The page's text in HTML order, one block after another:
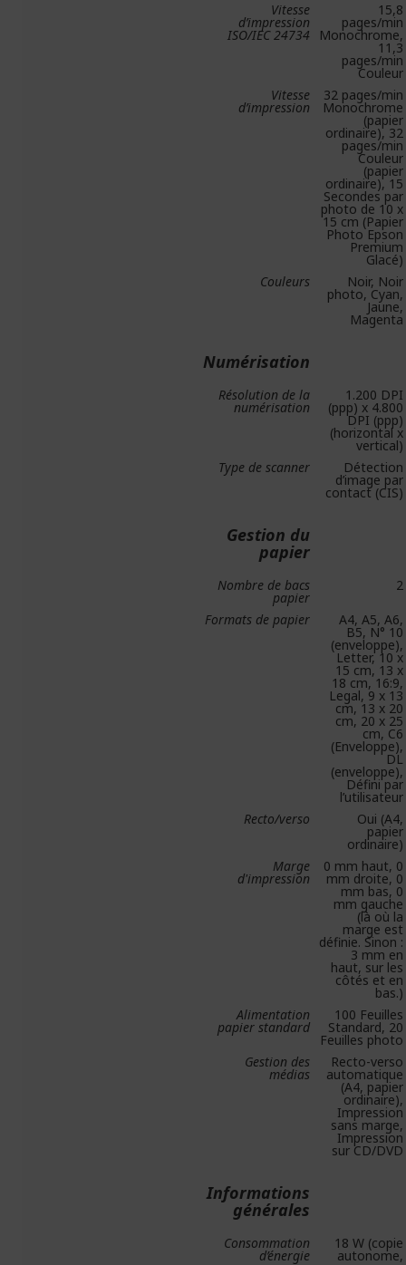
Vitesse
d’impression
ISO/IEC 24734
15,8
pages/min
Monochrome,
11,3
pages/min
Couleur
Vitesse
d’impression
32 pages/min
Monochrome
(papier
ordinaire), 32
pages/min
Couleur
(papier
ordinaire), 15
Secondes par
photo de 10 x
15 cm (Papier
Photo Epson
Premium
Glacé)
Couleurs
Noir, Noir
photo, Cyan,
Jaune,
Magenta
Numérisation
Résolution de la
numérisation
1.200 DPI
(ppp) x 4.800
DPI (ppp)
(horizontal x
vertical)
Type de scanner
Détection
d’image par
contact (CIS)
Gestion du
papier
Nombre de bacs
papier
2
Formats de papier
A4, A5, A6,
B5, N° 10
(enveloppe),
Letter, 10 x
15 cm, 13 x
18 cm, 16:9,
Legal, 9 x 13
cm, 13 x 20
cm, 20 x 25
cm, C6
(Enveloppe),
DL
(enveloppe),
Défini par
l’utilisateur
Recto/verso
Oui (A4,
papier
ordinaire)
Marge
d'impression
0 mm haut, 0
mm droite, 0
mm bas, 0
mm gauche
(là où la
marge est
définie. Sinon :
3 mm en
haut, sur les
côtés et en
bas.)
Alimentation
papier standard
100 Feuilles
Standard, 20
Feuilles photo
Gestion des
médias
Recto-verso
automatique
(A4, papier
ordinaire),
Impression
sans marge,
Impression
sur CD/DVD
Informations
générales
Consommation
d’énergie
18 W (copie
autonome,